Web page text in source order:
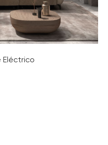
Eléctrico